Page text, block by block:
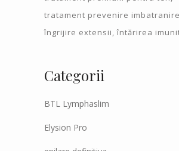
tratament prevenire
îngrijire extensii întărirea
Categorii
BTL Lymphaslim
Elysion Pro